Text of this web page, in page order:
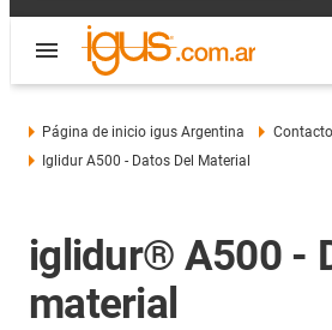
Página de inicio igus Argentina
Iglidur A500 - Datos Del Material
iglidur® A500 -
material